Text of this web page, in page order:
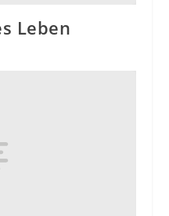
Leben